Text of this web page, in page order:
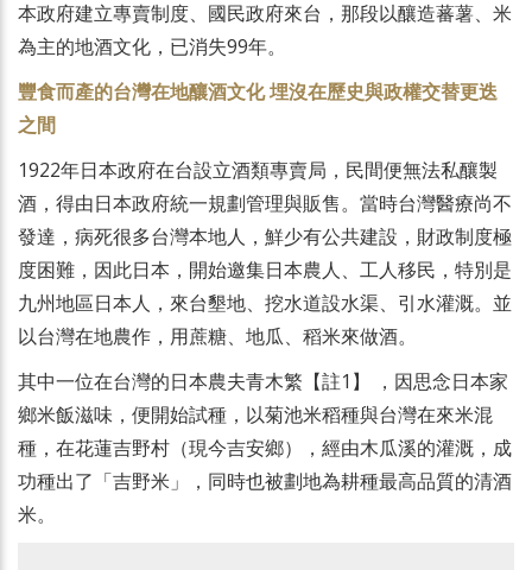
本政府建立專賣制度、國民政府來台，那段以釀造蕃薯、米
為主的地酒文化，已消失99年。
豐食而產的台灣在地釀酒文化 埋沒在歷史與政權交替更迭
之間
1922年日本政府在台設立酒類專賣局，民間便無法私釀製
酒，得由日本政府統一規劃管理與販售。當時台灣醫療尚不
發達，病死很多台灣本地人，鮮少有公共建設，財政制度極
度困難，因此日本，開始邀集日本農人、工人移民，特別是
九州地區日本人，來台墾地、挖水道設水渠、引水灌溉。並
以台灣在地農作，用蔗糖、地瓜、稻米來做酒。
其中一位在台灣的日本農夫青木繁【註1】 ，因思念日本家
鄉米飯滋味，便開始試種，以菊池米稻種與台灣在來米混
種，在花蓮吉野村（現今吉安鄉），經由木瓜溪的灌溉，成
功種出了「吉野米」，同時也被劃地為耕種最高品質的清酒
米。